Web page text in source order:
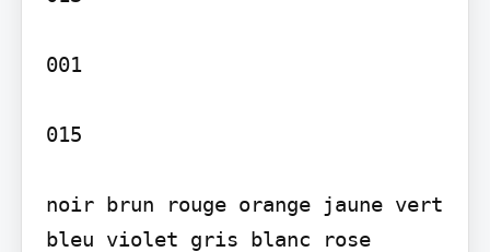
001
015
noir brun rouge orange jaune vert
bleu violet gris blanc rose